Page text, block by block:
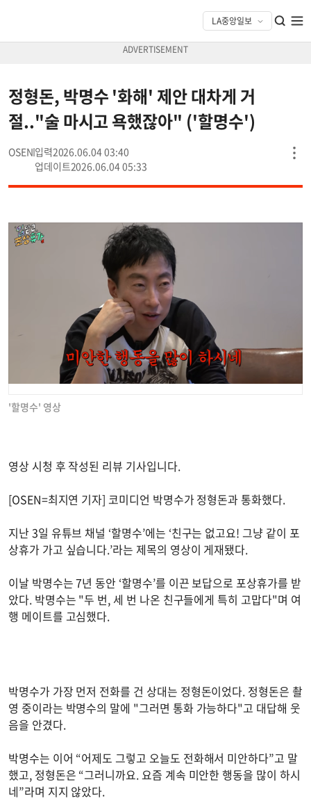
정형돈, 박명수 '화해' 제안 대차게 거
절.."술 마시고 욕했잖아" ('할명수')
OSEN
2026.06.04 03:40
2026.06.04 05:33
'할명수' 영상
영상 시청 후 작성된 리뷰 기사입니다.
[OSEN=최지연 기자] 코미디언 박명수가 정형돈과 통화했다.
지난 3일 유튜브 채널 ‘할명수’에는 ‘친구는 없고요! 그냥 같이 포
상휴가 가고 싶습니다.’라는 제목의 영상이 게재됐다.
이날 박명수는 7년 동안 ‘할명수’를 이끈 보답으로 포상휴가를 받
았다. 박명수는 "두 번, 세 번 나온 친구들에게 특히 고맙다"며 여
행 메이트를 고심했다.
박명수가 가장 먼저 전화를 건 상대는 정형돈이었다. 정형돈은 촬
영 중이라는 박명수의 말에 "그러면 통화 가능하다"고 대답해 웃
음을 안겼다.
박명수는 이어 “어제도 그렇고 오늘도 전화해서 미안하다”고 말
했고, 정형돈은 “그러니까요. 요즘 계속 미안한 행동을 많이 하시
네”라며 지지 않았다.